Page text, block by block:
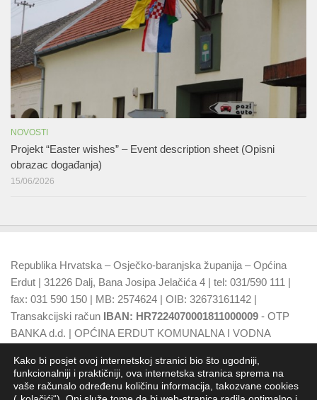
NOVOSTI
Projekt “Easter wishes” – Event description sheet (Opisni
obrazac događanja)
15/06/2026
Republika Hrvatska – Osječko-baranjska županija – Općina
Erdut | 31226 Dalj, Bana Josipa Jelačića 4 | tel: 031/590 111 |
fax: 031 590 150 | MB: 2574624 | OIB: 32673161142 |
Transakcijski račun IBAN: HR7224070001811000009 - OTP
BANKA d.d. | OPĆINA ERDUT KOMUNALNA I VODNA
d.d.
Kako bi posjet ovoj internetskoj stranici bio što ugodniji,
funkcionalniji i praktičniji, ova internetska stranica sprema na
vaše računalo određenu količinu informacija, takozvane cookies